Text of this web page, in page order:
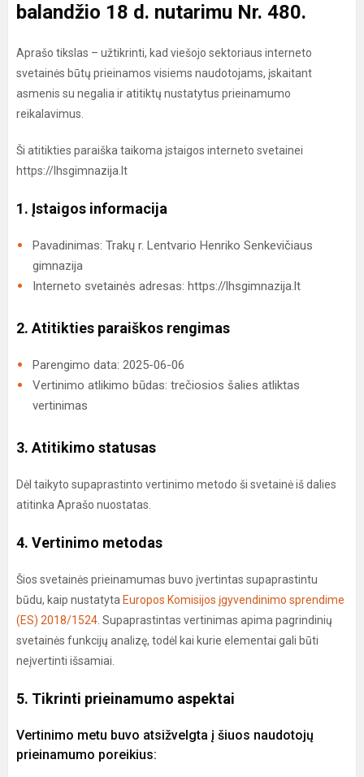
balandžio 18 d. nutarimu Nr. 480.
Aprašo tikslas – užtikrinti, kad viešojo sektoriaus interneto
svetainės būtų prieinamos visiems naudotojams, įskaitant
asmenis su negalia ir atitiktų nustatytus prieinamumo
reikalavimus.
Ši atitikties paraiška taikoma įstaigos interneto svetainei
https://lhsgimnazija.lt
1. Įstaigos informacija
Pavadinimas: Trakų r. Lentvario Henriko Senkevičiaus
gimnazija
Interneto svetainės adresas: https://lhsgimnazija.lt
2. Atitikties paraiškos rengimas
Parengimo data: 2025-06-06
Vertinimo atlikimo būdas: trečiosios šalies atliktas
vertinimas
3. Atitikimo statusas
Dėl taikyto supaprastinto vertinimo metodo ši svetainė iš dalies
atitinka Aprašo nuostatas.
4. Vertinimo metodas
Šios svetainės prieinamumas buvo įvertintas supaprastintu
būdu, kaip nustatyta Europos Komisijos įgyvendinimo sprendime
(ES) 2018/1524 . Supaprastintas vertinimas apima pagrindinių
svetainės funkcijų analizę, todėl kai kurie elementai gali būti
neįvertinti išsamiai.
5. Tikrinti prieinamumo aspektai
Vertinimo metu buvo atsižvelgta į šiuos naudotojų
prieinamumo poreikius: